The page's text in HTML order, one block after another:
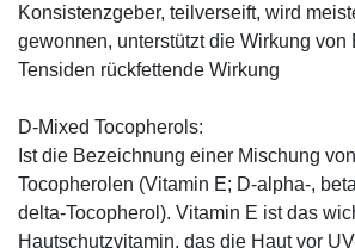
Konsistenzgeber, teilverseift, wird
gewonnen, unterstützt die Wirkung von
Tensiden rückfettende Wirkung
D-Mixed Tocopherols:
Ist die Bezeichnung einer Mischung
Tocopherolen (Vitamin E; D-alpha-,
delta-Tocopherol). Vitamin E ist das
Hautschutzvitamin, das die Haut vor